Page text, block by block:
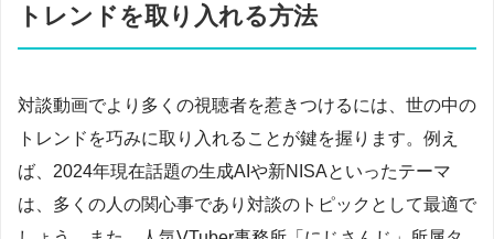
トレンドを取り入れる方法
対談動画でより多くの視聴者を惹きつけるには、世の中の
トレンドを巧みに取り入れることが鍵を握ります。例え
ば、2024年現在話題の生成AIや新NISAといったテーマ
は、多くの人の関心事であり対談のトピックとして最適で